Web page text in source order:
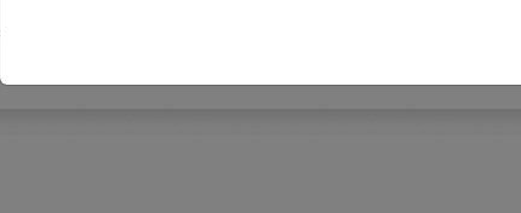
效的短期对冲工具，可以保护自己免受短期市场波动的影响